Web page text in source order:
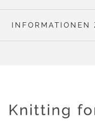
INFORMATIONEN